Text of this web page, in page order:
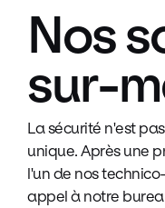
Nos
sur-
La sécurité n'est
unique. Après une
l'un de nos
appel à notre